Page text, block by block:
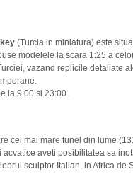
(Turcia in miniatura) este
modelele la scara 1:25 a
vazand replicile detaliate
la 9:00 si 23:00.
cel mai mare tunel din lume
aveti posibilitatea sa
sculptor Italian, in Africa